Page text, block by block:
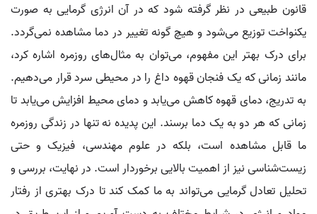
قانون طبیعی در نظر گرفته شود که در آن انرژی گرمایی به صورت
یکنواخت توزیع می‌شود و هیچ گونه تغییر در دما مشاهده نمی‌گردد.
برای درک بهتر این مفهوم، می‌توان به مثال‌های روزمره اشاره کرد،
مانند زمانی که یک فنجان قهوه داغ را در محیطی سرد قرار می‌دهیم.
به تدریج، دمای قهوه کاهش می‌یابد و دمای محیط افزایش می‌یابد تا
زمانی که هر دو به یک دما برسند. این پدیده نه تنها در زندگی روزمره
ما قابل مشاهده است، بلکه در علوم مهندسی، فیزیک و حتی
زیست‌شناسی نیز از اهمیت بالایی برخوردار است. در نهایت، بررسی و
تحلیل تعادل گرمایی می‌تواند به ما کمک کند تا درک بهتری از رفتار